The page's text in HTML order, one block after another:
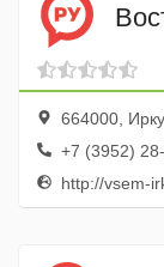
664000,
+7 (3952) 28-
http://vsem-